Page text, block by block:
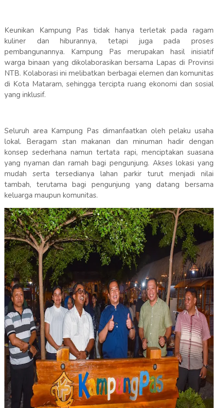
Keunikan Kampung Pas tidak hanya terletak pada ragam
kuliner dan hiburannya, tetapi juga pada proses
pembangunannya. Kampung Pas merupakan hasil inisiatif
warga binaan yang dikolaborasikan bersama Lapas di Provinsi
NTB. Kolaborasi ini melibatkan berbagai elemen dan komunitas
di Kota Mataram, sehingga tercipta ruang ekonomi dan sosial
yang inklusif.
Seluruh area Kampung Pas dimanfaatkan oleh pelaku usaha
lokal. Beragam stan makanan dan minuman hadir dengan
konsep sederhana namun tertata rapi, menciptakan suasana
yang nyaman dan ramah bagi pengunjung. Akses lokasi yang
mudah serta tersedianya lahan parkir turut menjadi nilai
tambah, terutama bagi pengunjung yang datang bersama
keluarga maupun komunitas.